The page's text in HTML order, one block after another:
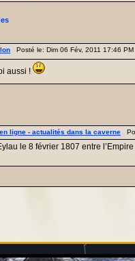
Posté le: Dim 06 Fév, 2011 17:46
aussi !
ligne - actualités dans la caverne
le 8 février 1807 entre